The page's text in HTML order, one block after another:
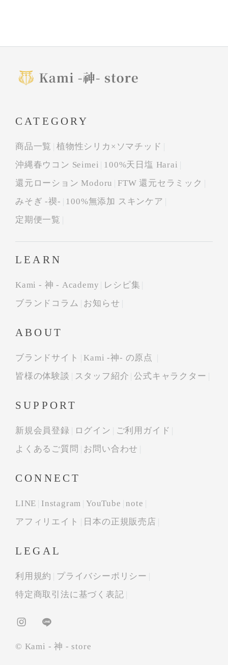
CATEGORY
商品一覧
植物性シリカ×ソマチッド
沖縄春ウコン Seimei
100%天日塩 Harai
還元ローション Modoru
FTW 還元セラミック
みそぎ -禊-
100%無添加 スキンケア
定期便一覧
LEARN
Kami - 神 - Academy
レシピ集
ブランドコラム
お知らせ
ABOUT
ブランドサイト
Kami -神- の原点
皆様の体験談
スタッフ紹介 公式キャラクター
SUPPORT
新規会員登録 ログイン
ご利用ガイド
よくあるご質問
お問い合わせ
CONNECT
LINE Instagram YouTube
note
アフィリエイト
日本の正規販売店
LEGAL
利用規約
プライバシーポリシー
特定商取引法に基づく表記
© Kami - 神 - store